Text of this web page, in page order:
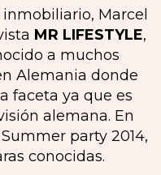
Marcel
MR LIFESTYLE,
a muchos
Alemania donde
faceta ya que es
alemana. En
party 2014,
conocidas.